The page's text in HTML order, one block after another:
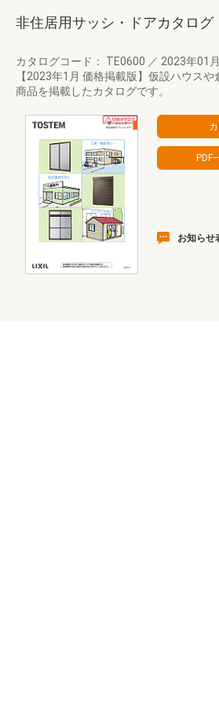
非住居用サッシ・ドアカタログ
カタログコード： TE0600 ／ 2023年01月
【2023年1月 価格掲載版】仮設ハウス
商品を掲載したカタログです。
お知らせ